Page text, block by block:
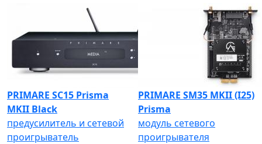
PRIMARE SC15 Prisma
MKII Black
предусилитель и сетевой
проигрыватель
PRIMARE SM35 MKII (I25)
Prisma
модуль сетевого
проигрывателя